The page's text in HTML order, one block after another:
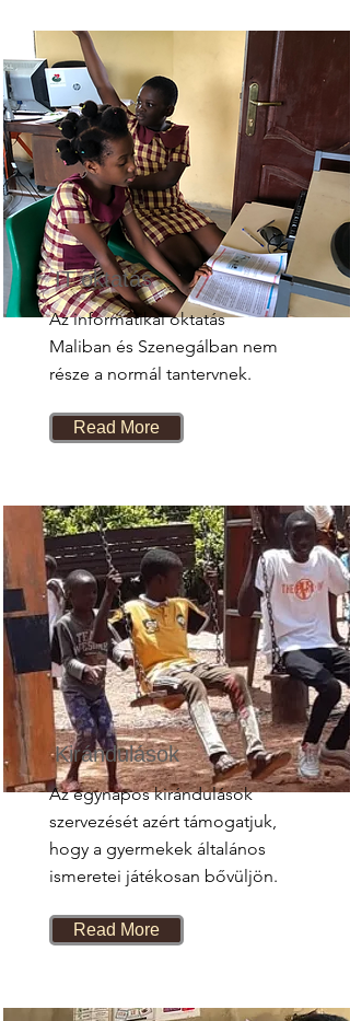
IT oktatás
Az informatikai oktatás
Maliban és Szenegálban nem
része a normál tantervnek.
Read More
Kirándulások
Az egynapos kirándulások
szervezését azért támogatjuk,
hogy a gyermekek általános
ismeretei játékosan bővüljön.
Read More